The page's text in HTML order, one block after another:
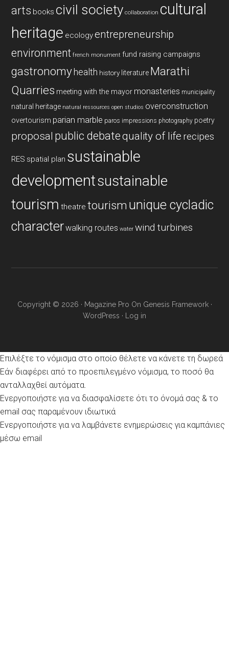
arts books civil society collaboration cultural
heritage ecologyentrepreneurship
environment french monument fund raising campaigns
gastronomy health history literature Marathi
Quarries meeting with the mayor monasteries municipality
natural heritage natural ressources open studios overconstruction
overtourism parian marble paros impressions photography poetry
proposal public debatequality of life recipes
RES spatial plan sustainable
developmentsustainable
tourism theatre tourism unique cycladic
characterwalking routes water wind turbines
Copyright © 2026 · Magazine Pro On Genesis Framework·
WordPress · Log in
Επιλέξτε το νόμισμα στο οποίο θέλετε να κάνετε τη δωρεά
Εάν διαφέρει από το προεπιλεγμένο νόμισμα, το ποσό θα
ανταλλαχθεί αυτόματα.
Ενεργοποιήστε για να διασφαλίσετε ότι το όνομά σας & το
email σας παραμένουν ιδιωτικά
Ενεργοποιήστε για να λαμβάνετε ενημερώσεις για καμπάνιες
μέσω email